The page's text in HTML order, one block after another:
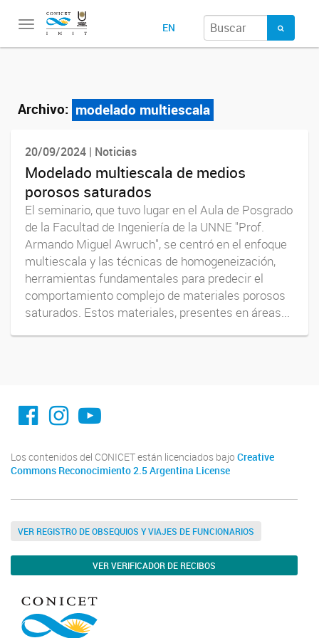
Toggle
EN
Archivo: modelado multiescala
20/09/2024 | Noticias
Modelado multiescala de medios
porosos saturados
El seminario, que tuvo lugar en el Aula de Posgrado
de la Facultad de Ingeniería de la UNNE "Prof.
Armando Miguel Awruch", se centró en el enfoque
multiescala y las técnicas de homogeneización,
herramientas fundamentales para predecir el
comportamiento complejo de materiales porosos
saturados. Estos materiales, presentes en áreas...
facebook imit.conicet
imit.conicet
Youtube
Los contenidos del CONICET están licenciados bajo Creative
Commons Reconocimiento 2.5 Argentina License
VER REGISTRO DE OBSEQUIOS Y VIAJES DE FUNCIONARIOS
VER VERIFICADOR DE RECIBOS